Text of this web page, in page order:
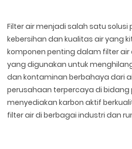
Filter air menjadi salah satu
kebersihan dan kualitas air yang
komponen penting dalam filter
yang digunakan untuk
dan kontaminan berbahaya dari
perusahaan terpercaya di bidang
menyediakan karbon aktif
filter air di berbagai industri dan